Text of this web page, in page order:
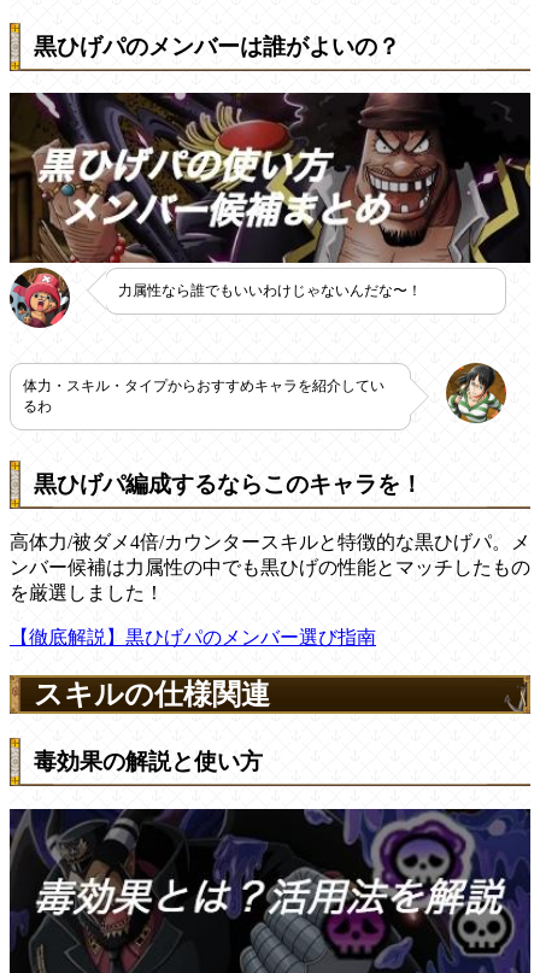
黒ひげパのメンバーは誰がよいの？
力属性なら誰でもいいわけじゃないんだな〜！
体力・スキル・タイプからおすすめキャラを紹介してい
るわ
黒ひげパ編成するならこのキャラを！
高体力/被ダメ4倍/カウンタースキルと特徴的な黒ひげパ。メ
ンバー候補は力属性の中でも黒ひげの性能とマッチしたもの
を厳選しました！
【徹底解説】黒ひげパのメンバー選び指南
スキルの仕様関連
毒効果の解説と使い方